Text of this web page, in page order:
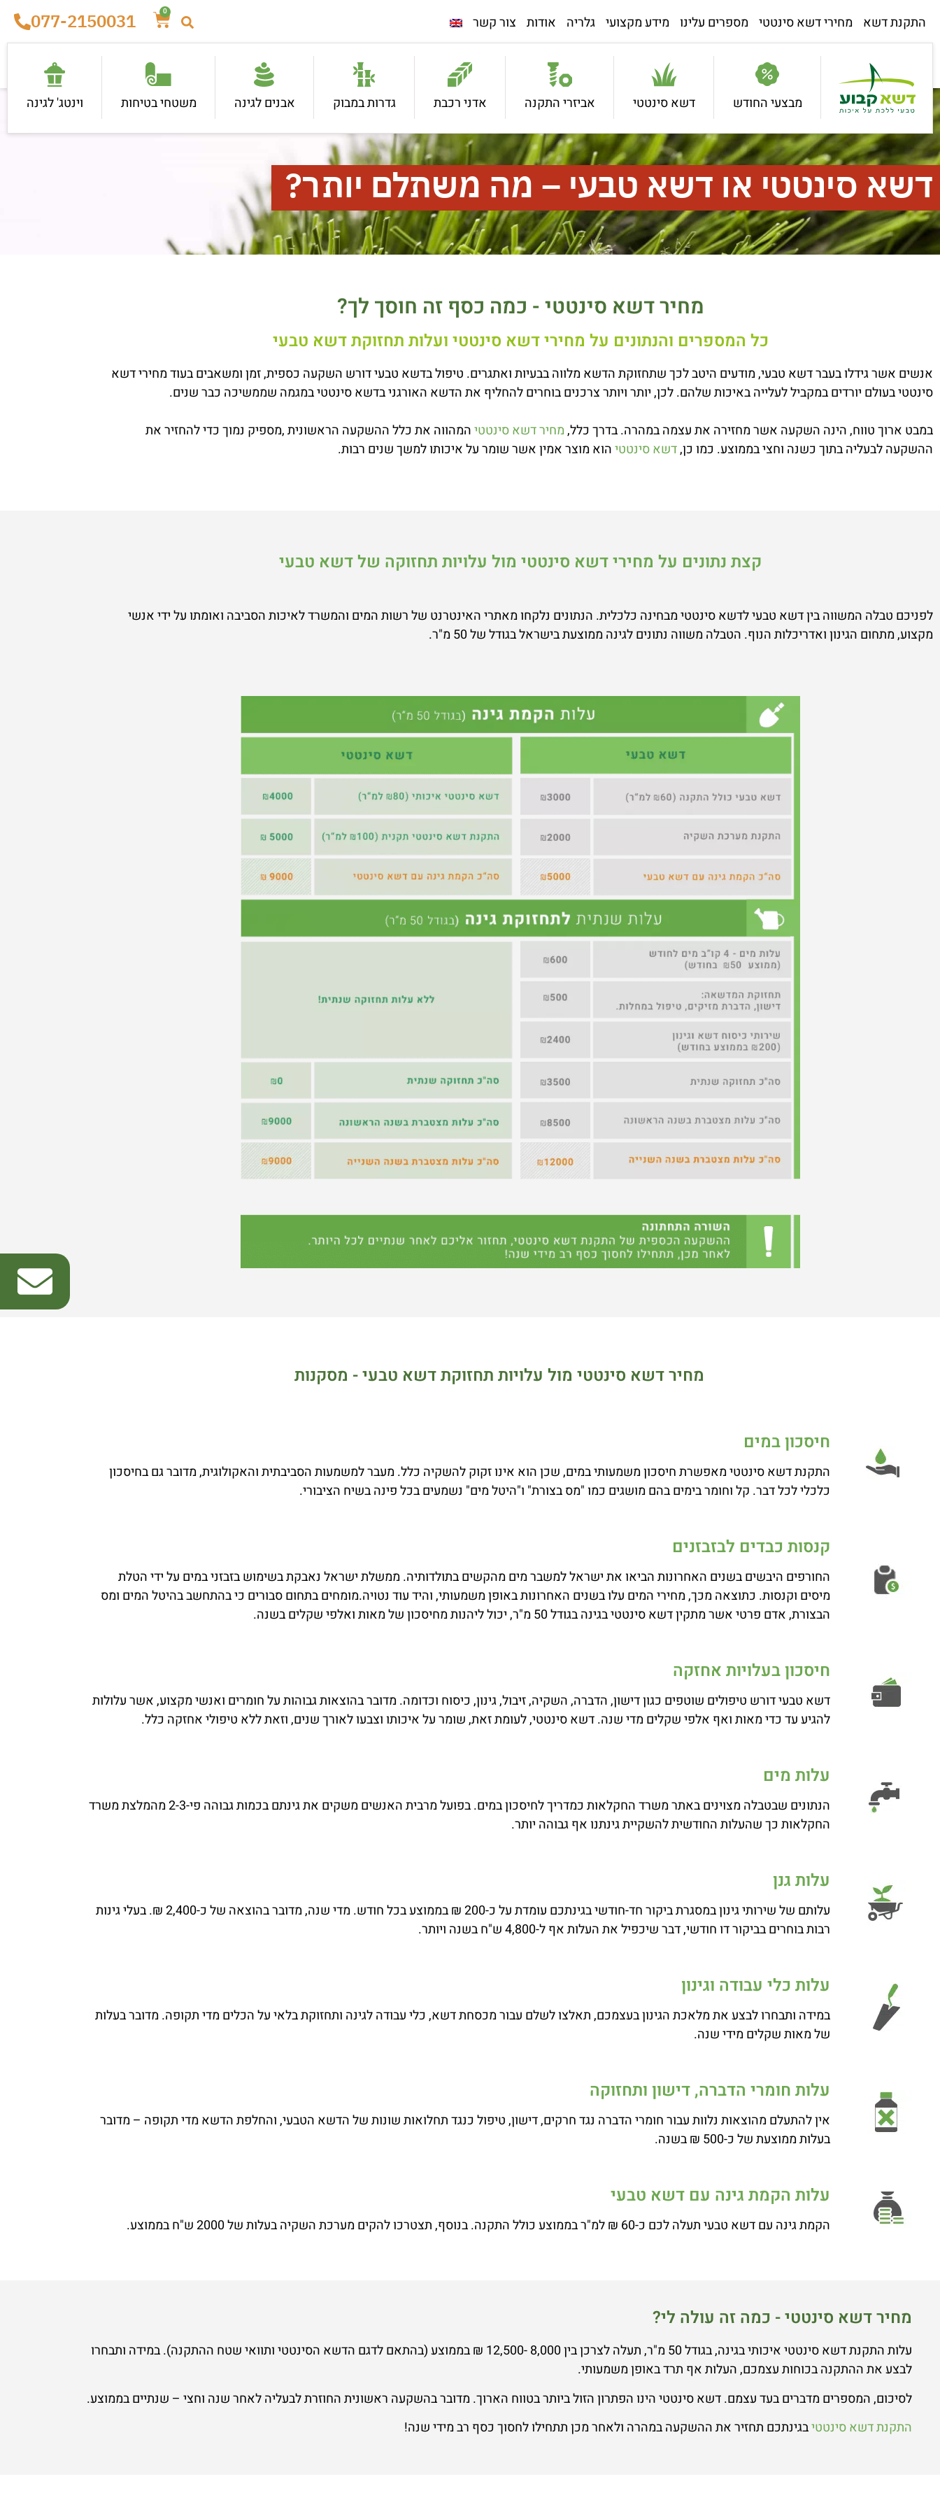
התקנת דשא מחירי דשא סינטטי מספרים עלינו מידע מקצועי גלריה אודות צור קשר
0
077-2150031
מבצעי החודש דשא סינטטי אביזרי התקנה אדני רכבת גדרות במבוק אבנים לגינה משטחי בטיחות וינטג' לגינה
דשא סינטטי או דשא טבעי – מה משתלם יותר?
מחיר דשא סינטטי - כמה כסף זה חוסך לך?
כל המספרים והנתונים על מחירי דשא סינטטי ועלות תחזוקת דשא טבעי
אנשים אשר גידלו בעבר דשא טבעי, מודעים היטב לכך שתחזוקת הדשא מלווה בבעיות ואתגרים. טיפול בדשא טבעי דורש השקעה כספית, זמן ומשאבים בעוד מחירי דשא
סינטטי בעולם יורדים במקביל לעלייה באיכות שלהם. לכן, יותר ויותר צרכנים בוחרים להחליף את הדשא האורגני בדשא סינטטי במגמה שממשיכה כבר שנים.
במבט ארוך טווח, הינה השקעה אשר מחזירה את עצמה במהרה. בדרך כלל,מחיר דשא סינטטיהמהווה את כלל ההשקעה הראשונית ,מספיק נמוך כדי להחזיר את
ההשקעה לבעליה בתוך כשנה וחצי בממוצע. כמו כן,דשא סינטטיהוא מוצר אמין אשר שומר על איכותו למשך שנים רבות.
קצת נתונים על מחירי דשא סינטטי מול עלויות תחזוקה של דשא טבעי
לפניכם טבלה המשווה בין דשא טבעי לדשא סינטטי מבחינה כלכלית. הנתונים נלקחו מאתרי האינטרנט של רשות המים והמשרד לאיכות הסביבה ואומתו על ידי אנשי
מקצוע, מתחום הגינון ואדריכלות הנוף. הטבלה משווה נתונים לגינה ממוצעת בישראל בגודל של 50 מ"ר.
מחיר דשא סינטטי מול עלויות תחזוקת דשא טבעי - מסקנות
חיסכון במים
התקנת דשא סינטטי מאפשרת חיסכון משמעותי במים, שכן הוא אינו זקוק להשקיה כלל. מעבר למשמעות הסביבתית והאקולוגית, מדובר גם בחיסכון
כלכלי לכל דבר. קל וחומר בימים בהם מושגים כמו "מס בצורת" ו"היטל מים" נשמעים בכל פינה בשיח הציבורי.
קנסות כבדים לבזבזנים
החורפים היבשים בשנים האחרונות הביאו את ישראל למשבר מים מהקשים בתולדותיה. ממשלת ישראל נאבקת בשימוש בזבזני במים על ידי הטלת
מיסים וקנסות. כתוצאה מכך, מחירי המים עלו בשנים האחרונות באופן משמעותי, והיד עוד נטויה.מומחים בתחום סבורים כי בהתחשב בהיטל המים ומס
הבצורת, אדם פרטי אשר מתקין דשא סינטטי בגינה בגודל 50 מ"ר, יכול ליהנות מחיסכון של מאות ואלפי שקלים בשנה.
חיסכון בעלויות אחזקה
דשא טבעי דורש טיפולים שוטפים כגון דישון, הדברה, השקיה, זיבול, גינון, כיסוח וכדומה. מדובר בהוצאות גבוהות על חומרים ואנשי מקצוע, אשר עלולות
להגיע עד כדי מאות ואף אלפי שקלים מדי שנה. דשא סינטטי, לעומת זאת, שומר על איכותו וצבעו לאורך שנים, וזאת ללא טיפולי אחזקה כלל.
עלות מים
הנתונים שבטבלה מצוינים באתר משרד החקלאות כמדריך לחיסכון במים. בפועל מרבית האנשים משקים את גינתם בכמות גבוהה פי-2-3 מהמלצת משרד
החקלאות כך שהעלות החודשית להשקיית גינתנו אף גבוהה יותר.
עלות גנן
עלותם של שירותי גינון במסגרת ביקור חד-חודשי בגינתכם עומדת על כ-200 ₪ בממוצע בכל חודש. מדי שנה, מדובר בהוצאה של כ-2,400 ₪. בעלי גינות
רבות בוחרים בביקור דו חודשי, דבר שיכפיל את העלות אף ל-4,800 ש"ח בשנה ויותר.
עלות כלי עבודה וגינון
במידה ותבחרו לבצע את מלאכת הגינון בעצמכם, תאלצו לשלם עבור מכסחת דשא, כלי עבודה לגינה ותחזוקת בלאי על הכלים מדי תקופה. מדובר בעלות
של מאות שקלים מידי שנה.
עלות חומרי הדברה, דישון ותחזוקה
אין להתעלם מהוצאות נלוות עבור חומרי הדברה נגד חרקים, דישון, טיפול כנגד תחלואות שונות של הדשא הטבעי, והחלפת הדשא מדי תקופה – מדובר
בעלות ממוצעת של כ-500 ₪ בשנה.
עלות הקמת גינה עם דשא טבעי
הקמת גינה עם דשא טבעי תעלה לכם כ-60 ₪ למ"ר בממוצע כולל התקנה. בנוסף, תצטרכו להקים מערכת השקיה בעלות של 2000 ש"ח בממוצע.
מחיר דשא סינטטי - כמה זה עולה לי?
עלות התקנת דשא סינטטי איכותי בגינה, בגודל 50 מ"ר, תעלה לצרכן בין 8,000 -12,500 ₪ בממוצע (בהתאם לדגם הדשא הסינטטי ותוואי שטח ההתקנה). במידה ותבחרו
לבצע את ההתקנה בכוחות עצמכם, העלות אף תרד באופן משמעותי.
לסיכום, המספרים מדברים בעד עצמם. דשא סינטטי הינו הפתרון הזול ביותר בטווח הארוך. מדובר בהשקעה ראשונית החוזרת לבעליה לאחר שנה וחצי – שנתיים בממוצע.
התקנת דשא סינטטיבגינתכם תחזיר את ההשקעה במהרה ולאחר מכן תתחילו לחסוך כסף רב מידי שנה!